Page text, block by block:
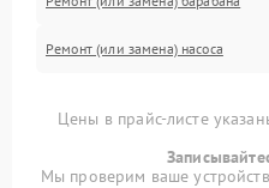
Ремонт (или замена) насоса
Цены в прайс-листе
Мы проверим ваше